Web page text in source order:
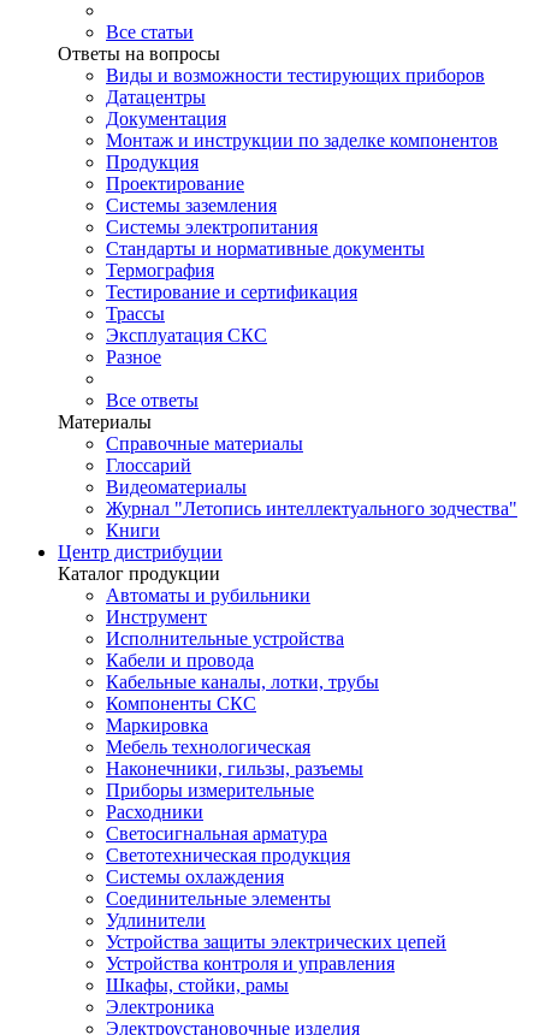
Все статьи
Ответы на вопросы
Виды и возможности тестирующих приборов
Датацентры
Документация
Монтаж и инструкции по заделке компонентов
Продукция
Проектирование
Системы заземления
Системы электропитания
Стандарты и нормативные документы
Термография
Тестирование и сертификация
Трассы
Эксплуатация СКС
Разное
Все ответы
Материалы
Справочные материалы
Глоссарий
Видеоматериалы
Журнал "Летопись интеллектуального зодчества"
Книги
Центр дистрибуции
Каталог продукции
Автоматы и рубильники
Инструмент
Исполнительные устройства
Кабели и провода
Кабельные каналы, лотки, трубы
Компоненты СКС
Маркировка
Мебель технологическая
Наконечники, гильзы, разъемы
Приборы измерительные
Расходники
Светосигнальная арматура
Светотехническая продукция
Системы охлаждения
Соединительные элементы
Удлинители
Устройства защиты электрических цепей
Устройства контроля и управления
Шкафы, стойки, рамы
Электроника
Электроустановочные изделия